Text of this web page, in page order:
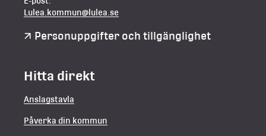
Lulea.kommun@lulea.se
Personuppgifter och tillgänglighet
Hitta direkt
Anslagstavla
Påverka din kommun